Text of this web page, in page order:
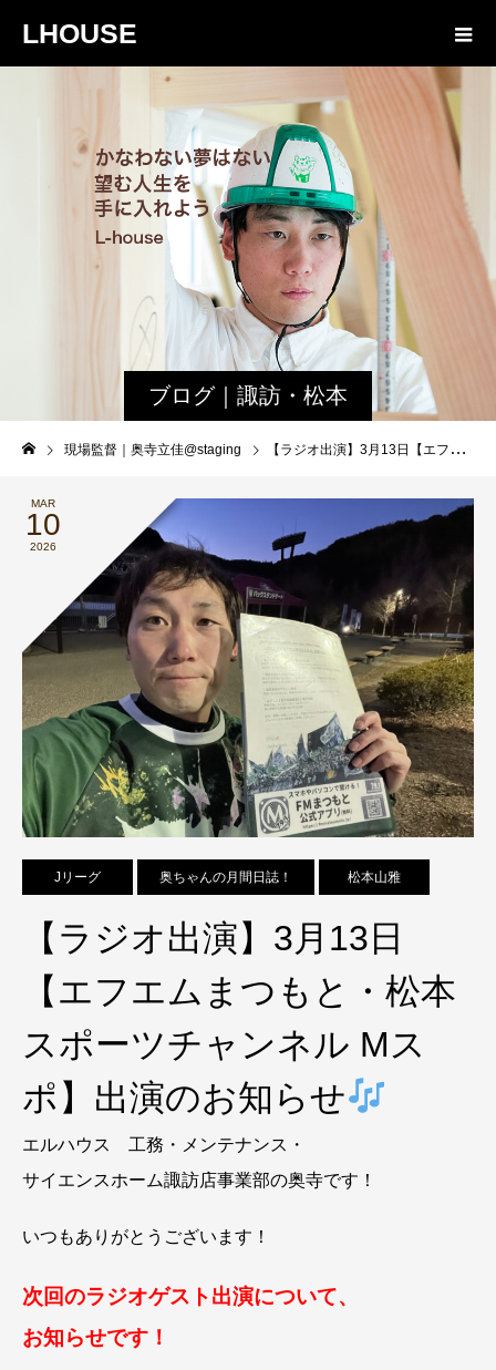
LHOUSE
ブログ｜諏訪・松本
の現場監督が教える
家づくりの楽しさ
現場監督｜奥寺立佳@staging 【ラジオ出演】3月13日【エフエムまつもと・松本スポーツチャンネル Mスポ】出演のお知らせ
MAR
10
2026
Jリーグ 奥ちゃんの月間日誌！ 松本山雅
【ラジオ出演】3月13日
【エフエムまつもと・松本
スポーツチャンネル Mス
ポ】出演のお知らせ
エルハウス 工務・メンテナンス・
サイエンスホーム諏訪店事業部の奥寺です！
いつもありがとうございます！
次回のラジオゲスト出演について、
お知らせです！